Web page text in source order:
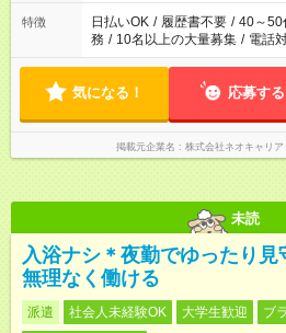
特徴 日払いOK / 履歴書不要 / 40～50
務 / 10名以上の大量募集 / 電話
気になる！ 応募する
掲載元企業名 株式会社ネオキャリ
未読
入浴ナシ＊夜勤でゆったり見
無理なく働ける
派遣 社会人未経験OK 大学生歓迎 ブ